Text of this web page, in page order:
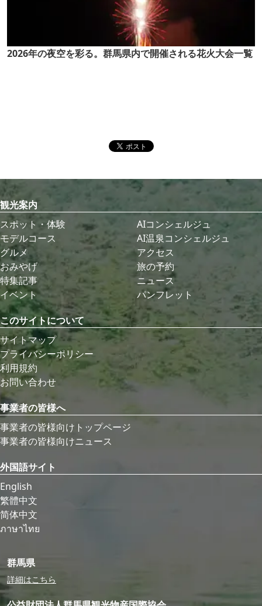
2026年の夜空を彩る。群馬県内で開催される花火大会一覧
観光案内
スポット・体験
モデルコース
グルメ
おみやげ
特集記事
イベント
AIコンシェルジュ
AI温泉コンシェルジュ
アクセス
旅の予約
ニュース
パンフレット
このサイトについて
サイトマップ
プライバシーポリシー
利用規約
お問い合わせ
事業者の皆様へ
事業者の皆様向けトップページ
事業者の皆様向けニュース
外国語サイト
English
繁體中文
简体中文
ภาษาไทย
群馬県
詳細はこちら